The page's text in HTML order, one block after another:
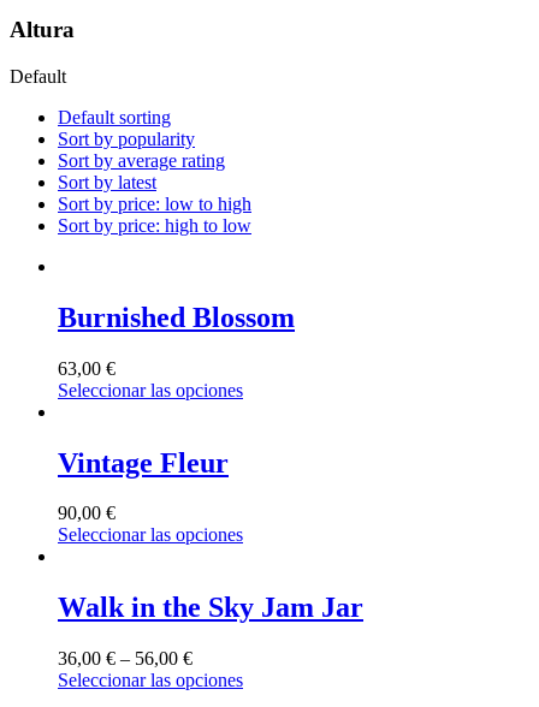
Altura
Default
Default sorting
Sort by popularity
Sort by average rating
Sort by latest
Sort by price: low to high
Sort by price: high to low
Burnished Blossom
63,00 €
Seleccionar las opciones
Vintage Fleur
90,00 €
Seleccionar las opciones
Walk in the Sky Jam Jar
36,00 € – 56,00 €
Seleccionar las opciones